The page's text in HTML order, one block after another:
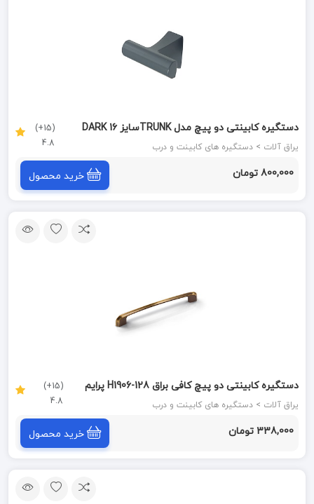
دستگیره کابینتی دو پیچ مدل TRUNKسایز 16 DARK
GRAY زئوس ZEUS
یراق آلات > دستگیره های کابینت و درب
(15+)
4.8
800,000 تومان خرید محصول
دستگیره کابینتی دو پیچ کافی براق H1906-128 پرایم
(S.A)یراق آلات > دستگیره های کابینت و درب
(15+)
4.8
338,000 تومان خرید محصول